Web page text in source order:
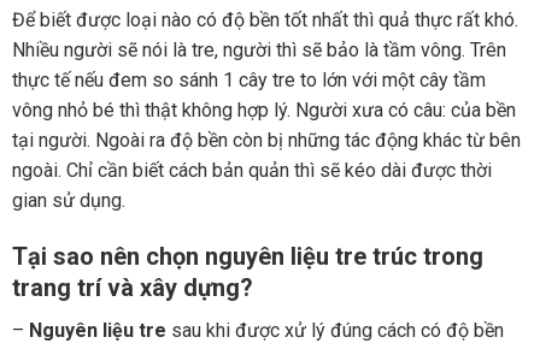
Để biết được loại nào có độ bền tốt nhất thì quả thực rất khó.
Nhiều người sẽ nói là tre, người thì sẽ bảo là tầm vông. Trên
thực tế nếu đem so sánh 1 cây tre to lớn với một cây tầm
vông nhỏ bé thì thật không hợp lý. Người xưa có câu: của bền
tại người. Ngoài ra độ bền còn bị những tác động khác từ bên
ngoài. Chỉ cần biết cách bản quản thì sẽ kéo dài được thời
gian sử dụng.
Tại sao nên chọn nguyên liệu tre trúc trong
trang trí và xây dựng?
– Nguyên liệu tre sau khi được xử lý đúng cách có độ bền